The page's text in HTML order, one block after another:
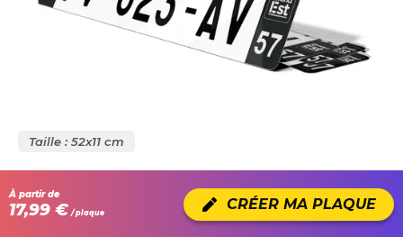
Taille : 52x11 cm
À partir de
17,99 € / plaque CRÉER MA PLAQUE